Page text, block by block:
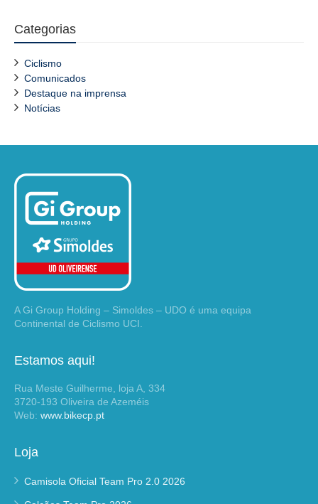
Categorias
Ciclismo
Comunicados
Destaque na imprensa
Notícias
A Gi Group Holding – Simoldes – UDO é uma equipa
Continental de Ciclismo UCI.
Estamos aqui!
Rua Meste Guilherme, loja A, 334
3720-193 Oliveira de Azeméis
Web: www.bikecp.pt
Loja
Camisola Oficial Team Pro 2.0 2026